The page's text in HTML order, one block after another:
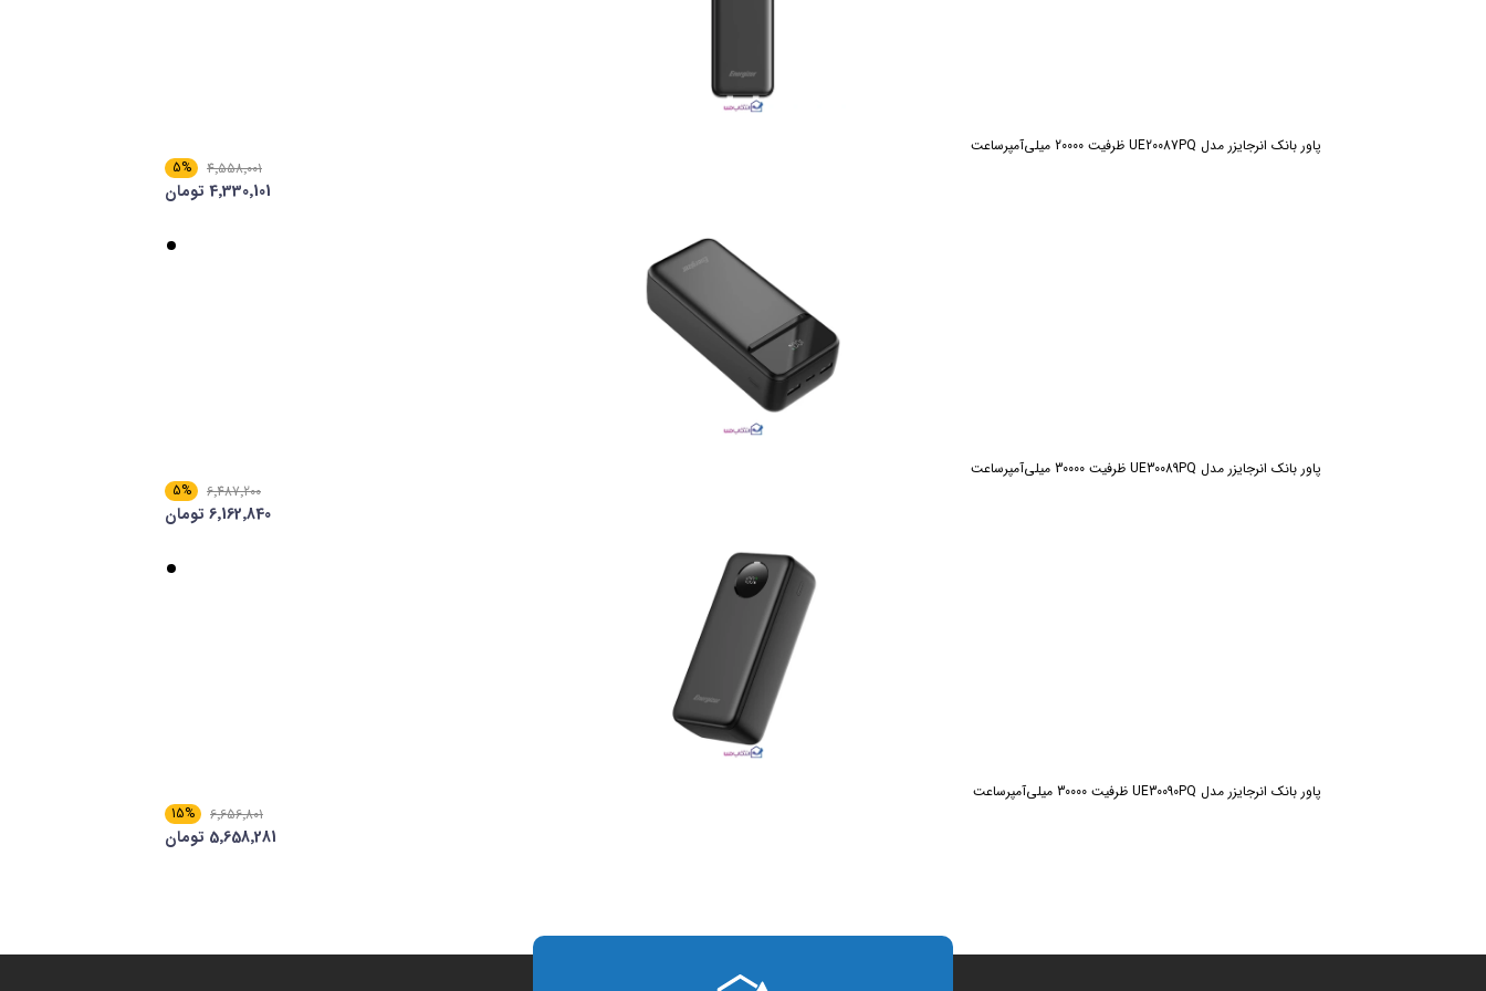
پاور بانک انرجایزر مدل UE20087PQ ظرفیت 20000 میلی‌آمپرساعت
4٬558٬001
5%
4٬330٬101 تومان
پاور بانک انرجایزر مدل UE30089PQ ظرفیت 30000 میلی‌آمپرساعت
6٬487٬200
5%
6٬162٬840 تومان
پاور بانک انرجایزر مدل UE30090PQ ظرفیت 30000 میلی‌آمپرساعت
6٬656٬801
15%
5٬658٬281 تومان